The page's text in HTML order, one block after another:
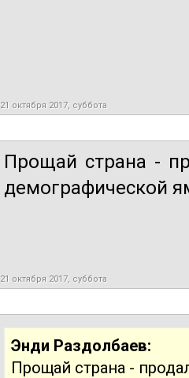
21 октября 2017, суббота
Прощай страна -
демографической
21 октября 2017, суббота
Энди Раздолбаев:
Прощай страна -